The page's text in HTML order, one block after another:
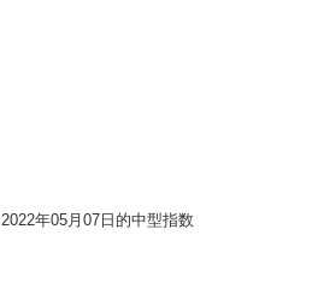
2022年05月07日的中型指数